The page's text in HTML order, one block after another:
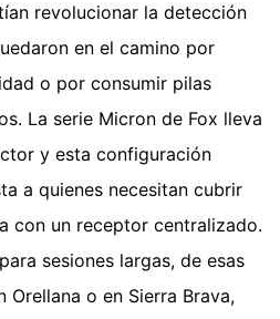
revolucionar la detección
en el camino por
o por consumir pilas
La serie Micron de Fox lleva
y esta configuración
a quienes necesitan cubrir
con un receptor centralizado.
sesiones largas, de esas
Orellana o en Sierra Brava,